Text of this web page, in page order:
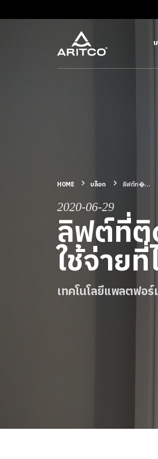
เครื่องมือและเอกสาร
สําหรับมืออาชีพ
สั่งซื้อ Digital HomeKit
สอบถามราคาประเมิน
HOME บล็อก ลิฟต์ท�...
2020-06-29
ลิฟต์ที่ติ
ใช้จ่าย
เทคโนโลยีแพลตฟอ